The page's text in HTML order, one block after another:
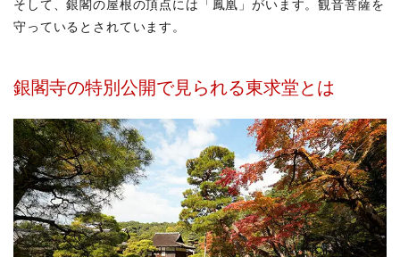
光明
寺
神宮
そして、銀閣の屋根の頂点には「鳳凰」がいます。観音菩薩を
守っているとされています。
銀閣寺の特別公開で見られる東求堂とは